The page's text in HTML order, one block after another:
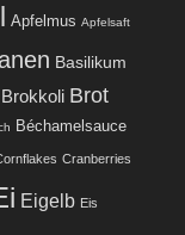
Apfelmus Apfelsaft
Basilikum
Brokkoli Brot
Béchamelsauce
Cranberries
Eigelb Eis